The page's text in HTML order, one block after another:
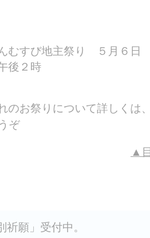
むすび地主祭り ５月６日
後２時
のお祭りについて詳しくは
ぞ
▲
祈願」受付中。